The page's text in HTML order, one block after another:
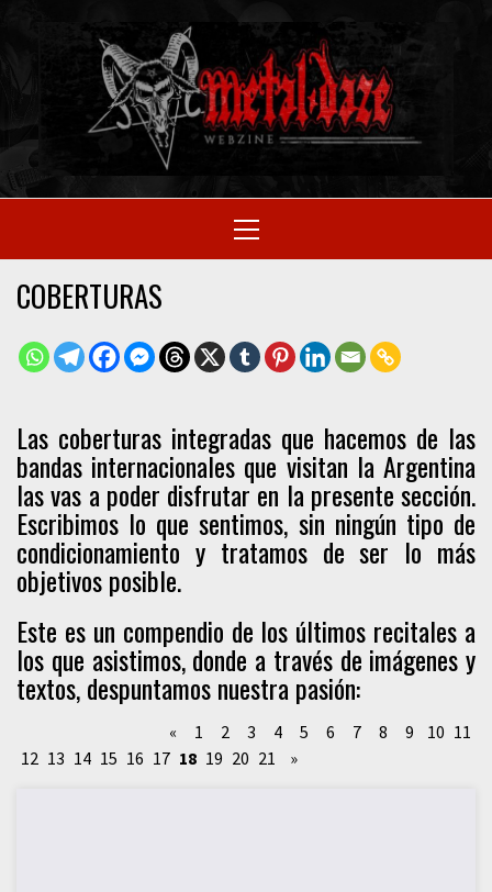
SITIO OFICIAL
Menu
COBERTURAS
Las coberturas integradas que hacemos de las
bandas internacionales que visitan la Argentina
las vas a poder disfrutar en la presente sección.
Escribimos lo que sentimos, sin ningún tipo de
condicionamiento y tratamos de ser lo más
objetivos posible.
Este es un compendio de los últimos recitales a
los que asistimos, donde a través de imágenes y
textos, despuntamos nuestra pasión:
« 1 2 3 4 5 6 7 8 9 10 11
12 13 14 15 16 17 18 19 20 21 »